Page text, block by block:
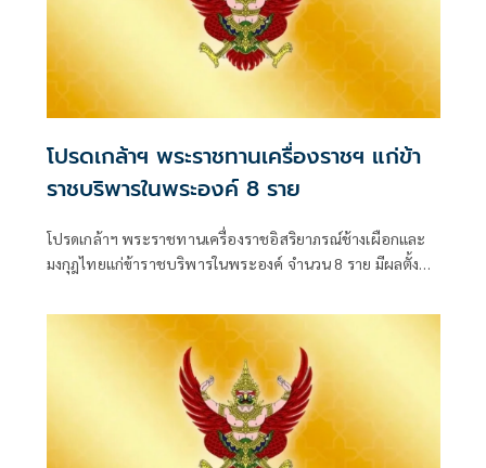
โปรดเกล้าฯ พระราชทานเครื่องราชฯ แก่ข้า
ราชบริพารในพระองค์ 8 ราย
โปรดเกล้าฯ พระราชทานเครื่องราชอิสริยาภรณ์ช้างเผือกและ
มงกุฎไทยแก่ข้าราชบริพารในพระองค์ จำนวน 8 ราย มีผลตั้งแต่